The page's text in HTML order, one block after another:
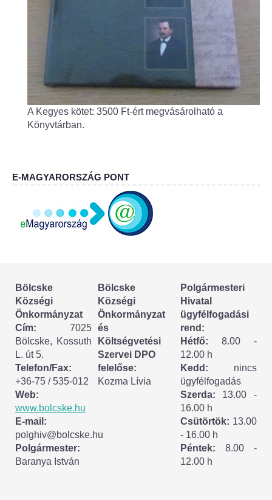
Központi orvosi ügyelet
Alapszolgáltatási Központ
Kultúra
IKSZT - Integrált Közösségi és Szolgáltató Tér
Könyvtár
Rákóczi Mozi
ESEMÉNYEK
TESTVÉRTELEPÜLÉSÜNK:
CSÍKSZÉPVÍZ
VÁLASZTÁSI INFORMÁCIÓK
Választási szervek
Választási ügyintézés
2024. évi általános választások
A Kegyes kötet: 3500 Ft-ért megvásárolható a
Könyvtárban.
E-MAGYARORSZÁG PONT
Bölcske
Községi
Önkormányzat
Cím: 7025
Bölcske, Kossuth
L. út 5.
Telefon/Fax:
+36-75 / 535-012
Web:
www.bolcske.hu
E-mail:
polghiv@bolcske.hu
Polgármester:
Baranya István
Bölcske
Községi
Önkormányzat
és
Költségvetési
Szervei DPO
felelőse:
Kozma Lívia
Polgármesteri
Hivatal
ügyfélfogadási
rend:
Hétfő: 8.00 -
12.00 h
Kedd: nincs
ügyfélfogadás
Szerda: 13.00 -
16.00 h
Csütörtök: 13.00
- 16.00 h
Péntek: 8.00 -
12.00 h